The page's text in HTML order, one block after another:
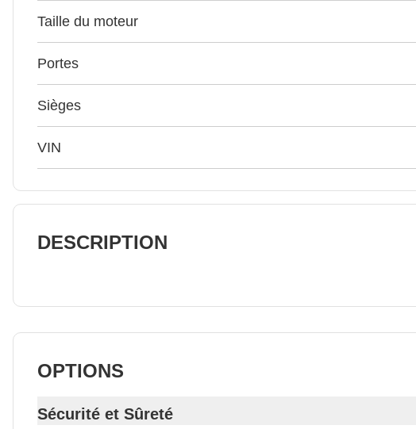
Taille du moteur
Portes
Sièges
VIN
DESCRIPTION
OPTIONS
Sécurité et Sûreté